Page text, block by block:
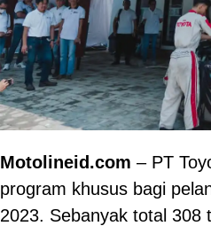
Motolineid.com – PT
program khusus bagi
2023. Sebanyak total 308